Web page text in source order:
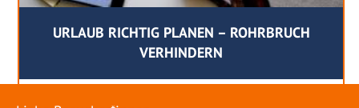
URLAUB RICHTIG PLANEN – ROHRBRUCH
VERHINDERN